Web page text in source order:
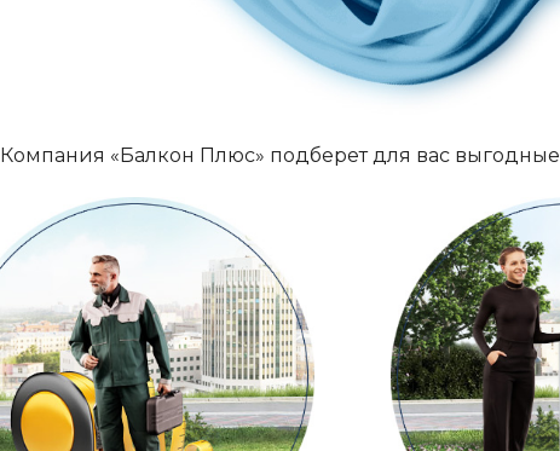
Компания «Балкон Плюс» подберет для вас выгодные